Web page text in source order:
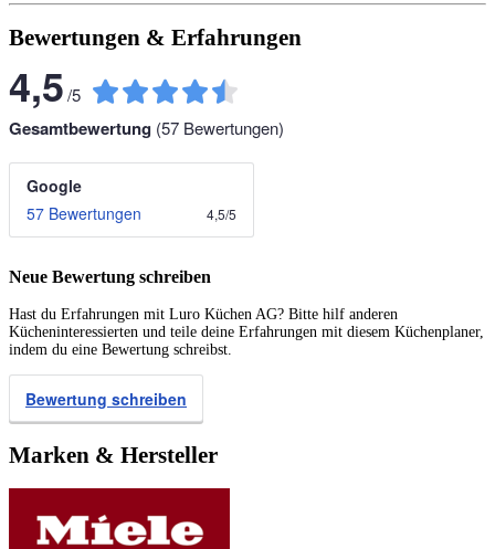
Bewertungen & Erfahrungen
4,5/5
Gesamtbewertung (57 Bewertungen)
Google
57 Bewertungen
4,5/5
Neue Bewertung schreiben
Hast du Erfahrungen mit Luro Küchen AG? Bitte hilf anderen
Kücheninteressierten und teile deine Erfahrungen mit diesem Küchenplaner,
indem du eine Bewertung schreibst.
Bewertung schreiben
Marken & Hersteller